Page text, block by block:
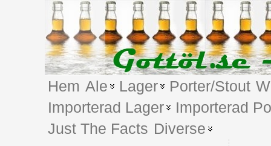
Hem Ale Lager Porter/Stout
Importerad Lager
Importerad
Just The Facts Diverse